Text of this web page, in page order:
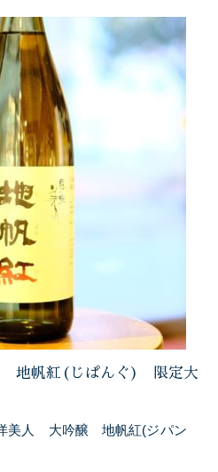
地帆紅(じぱんぐ) 限定大
美人 大吟醸 地帆紅(ジパン